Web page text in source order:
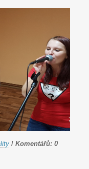
/ Komentářů: 0